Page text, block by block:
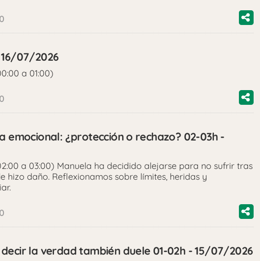
16/07/2026
a 01:00)
emocional: ¿protección o rechazo? 02-03h -
a 03:00) Manuela ha decidido alejarse para no sufrir tras
hizo daño. Reflexionamos sobre límites, heridas y
decir la verdad también duele 01-02h - 15/07/2026